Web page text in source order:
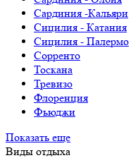
Сардиния -Кальяри
Сицилия - Катания
Сицилия - Палермо
Сорренто
Тоскана
Тревизо
Флоренция
Фьюджи
Показать еще
Виды отдыха